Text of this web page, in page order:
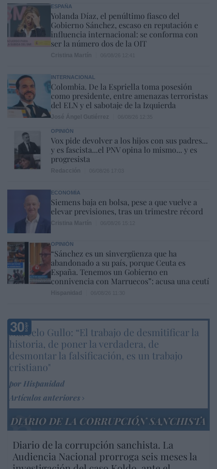
ESPAÑA
Yolanda Díaz, el penúltimo fiasco del
Gobierno Sánchez, escaso en reputación e
influencia internacional: se conforma con
ser la número dos de la OIT
INTERNACIONAL
Colombia. De la Espriella toma posesión
como presidente, entre amenazas terroristas
del ELN y el sabotaje de la Izquierda
OPINIÓN
Vox pide devolver a los hijos con sus padres...
y es fascista...el PNV opina lo mismo... y es
progresista
ECONOMÍA
Siemens baja en bolsa, pese a que vuelve a
elevar previsiones, tras un trimestre récord
OPINIÓN
“Sánchez es un sinvergüenza que ha
abandonado a su país, porque Ceuta es
España. Tenemos un Gobierno en
connivencia con Marruecos”: acusa una ceutí
Marcelo Gullo: “El trabajo de desmitificar la
historia, de poner la verdadera, de
desmontar la falsificación, es un trabajo
cristiano"
por Hispanidad
Artículos anteriores
DIARIO DE LA CORRUPCIÓN SANCHISTA
Diario de la corrupción sanchista. La
Audiencia Nacional prorroga seis meses la